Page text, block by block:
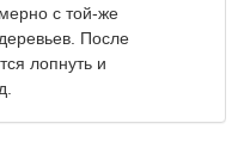
с той-же
После
лопнуть и